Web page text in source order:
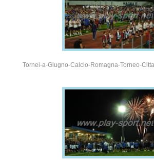
Tornei-a-Giugno-Calcio-Romagna-Torneo-